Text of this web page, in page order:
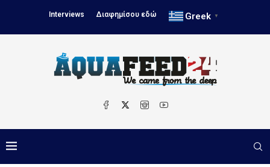
Interviews Διαφημίσου εδώ Greek ▼